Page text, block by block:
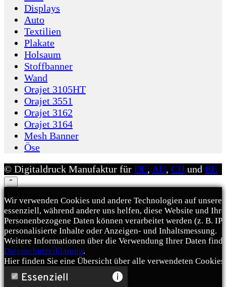
Displays
Auto
Textilien
Plakate
Holsaum
Stoffbanner
Wand
Orajet 3105HT
Orajet 3551
Orajet 3162
Orajet 3164
Mesh Banner
Öse
© Digitaldruck Manufaktur für DE, AU, CH und BE
⌃
Wir verwenden Cookies und andere Technologien auf
essenziell, während andere uns helfen, diese Website und
Personenbezogene Daten können verarbeitet werden (z. B.
personalisierte Inhalte oder Anzeigen- und Inhaltsmessung.
Weitere Informationen über die Verwendung Ihrer Daten
Datenschutzerklärung.
Hier finden Sie eine Übersicht über alle verwendeten Cookies.
Essenziell